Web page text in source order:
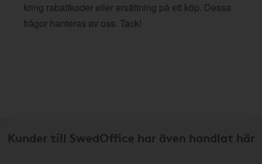
kring rabattkoder eller ersättning på ett köp. Dessa
frågor hanteras av oss. Tack!
Kunder till SwedOffice har även handlat här